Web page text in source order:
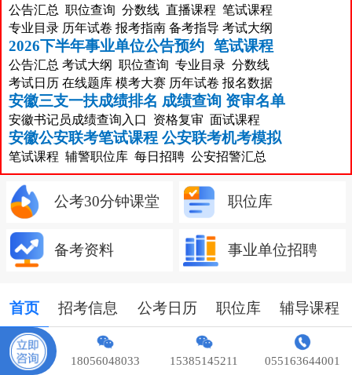
18056048033 15385145211 055163644001
首页 招考信息 公考日历 职位库 辅导课程
公告汇总 职位查询 分数线 直播课程 笔试课程
专业目录历年试卷 报考指南 备考指导 考试大纲
2026下半年事业单位公告预约 笔试课程
公告汇总 考试大纲 职位查询 专业目录 分数线
考试日历在线题库 模考大赛 历年试卷 报名数据
安徽三支一扶成绩排名 成绩查询 资审名单
安徽书记员成绩查询入口 资格复审 面试课程
安徽公安联考笔试课程 公安联考机考模拟
笔试课程 辅警职位库 每日招聘 公安招警汇总
公考30分钟课堂 职位库
备考资料 事业单位招聘
合肥招考 更多>